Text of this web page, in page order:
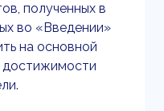
полученных в
во «Введении»
на основной
достижимости